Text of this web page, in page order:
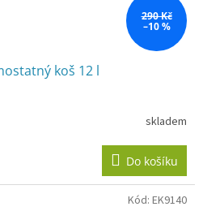
290 Kč
–10 %
koš 12 l
skladem
Do košíku
Kód: EK9140